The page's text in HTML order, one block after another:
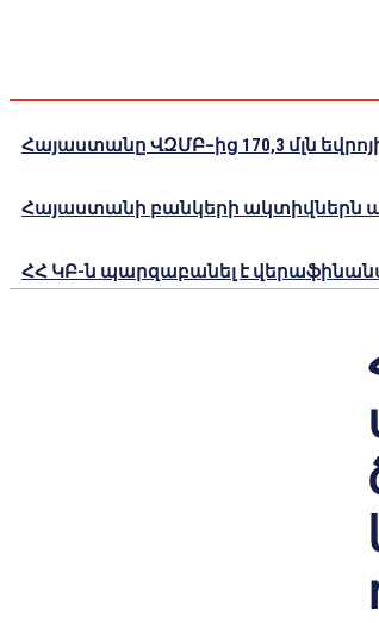
Հայաստանը ՎԶՄԲ–ից 170,3 մլն
Հայաստանի բանկերի ակտիվներն
ՀՀ ԿԲ-ն պարզաբանել է